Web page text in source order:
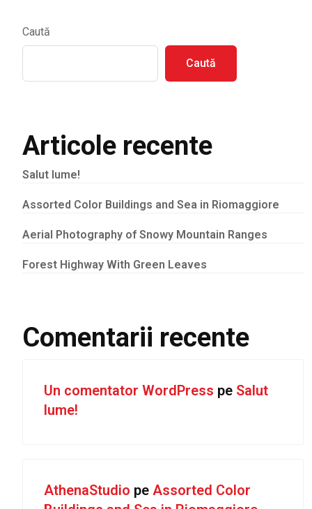
Caută
Caută
Articole recente
Salut lume!
Assorted Color Buildings and Sea in Riomaggiore
Aerial Photography of Snowy Mountain Ranges
Forest Highway With Green Leaves
Comentarii recente
Un comentator WordPress pe Salut
lume!
AthenaStudio pe Assorted Color